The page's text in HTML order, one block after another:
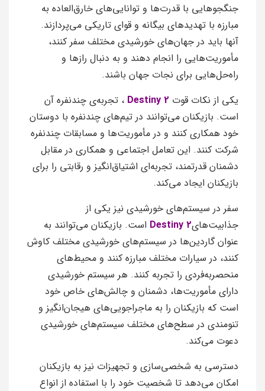
جنگجوهایی با قدرت‌ها و توانایی‌های خارق‌العاده به
مبارزه با تهدیدهای بیگانه و قوای تاریکی می‌پردازند.
آنها باید در جهان‌های خورشیدی مختلف سفر کنند،
مأموریت‌هایی را انجام دهند و به دنبال رازها و
راه‌حل‌هایی برای نجات جهان باشند.
یکی از نکات قوت Destiny 2 ، تجربه‌ی چندنفره آن
است. بازیکنان می‌توانند در تیم‌های چندنفره با دوستان
خود همکاری کنند و در مأموریت‌ها و مسابقات چندنفره
شرکت کنند. این تعامل اجتماعی و همکاری در مقابل
دشمنان قدرتمند، تجربه‌ای اشتیاق‌انگیز و رقابتی را برای
بازیکنان ایجاد می‌کند.
سفر در سیستم‌های خورشیدی نیز یکی از
جذابیت‌هایDestiny 2 است. بازیکنان می‌توانند به
عنوان گاردین‌ها در سیستم‌های خورشیدی مختلف کاوش
کنند، در سیارات مختلف مبارزه کنند و محیط‌های
منحصربه‌فردی را تجربه کنند. هر سیستم خورشیدی
دارای مأموریت‌ها، دشمنان و چالش‌های خاص خود
است که بازیکنان را به ماجراجویی‌های هیجان‌انگیز و
تنومندی در سطح‌های مختلف سیستم‌های خورشیدی
دعوت می‌کند.
دسترسی به شخصی‌سازی و تجهیزات نیز به بازیکنان
امکان می‌دهد تا شخصیت خود را با استفاده از انواع